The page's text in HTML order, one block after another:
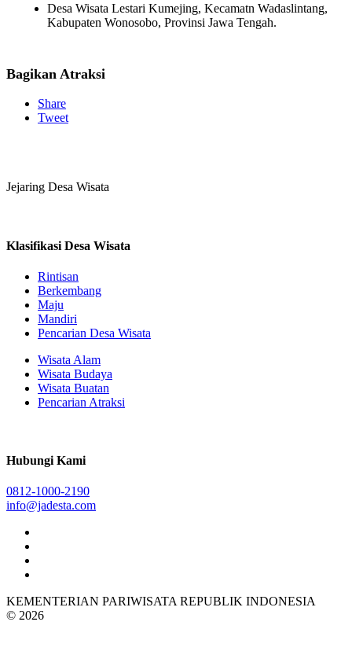
Desa Wisata Lestari Kumejing, Kecamatn Wadaslintang,
Kabupaten Wonosobo, Provinsi Jawa Tengah.
Bagikan Atraksi
Share
Tweet
Jejaring Desa Wisata
Klasifikasi Desa Wisata
Rintisan
Berkembang
Maju
Mandiri
Pencarian Desa Wisata
Wisata Alam
Wisata Budaya
Wisata Buatan
Pencarian Atraksi
Hubungi Kami
0812-1000-2190
info@jadesta.com
KEMENTERIAN PARIWISATA REPUBLIK INDONESIA
© 2026